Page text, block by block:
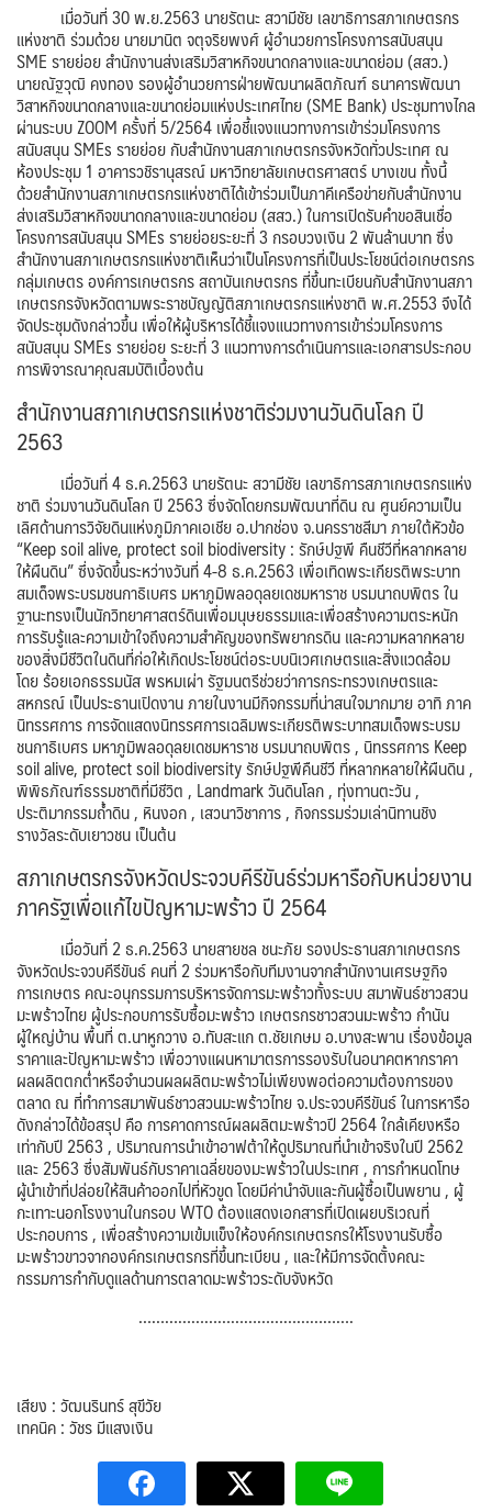
เมื่อวันที่ 30 พ.ย.2563 นายรัตนะ สวามีชัย เลขาธิการสภาเกษตรกร
แห่งชาติ ร่วมด้วย นายมานิต จตุจริยพงศ์ ผู้อำนวยการโครงการสนับสนุน
SME รายย่อย สำนักงานส่งเสริมวิสาหกิจขนาดกลางและขนาดย่อม (สสว.)
นายณัฐวุฒิ คงทอง รองผู้อำนวยการฝ่ายพัฒนาผลิตภัณฑ์ ธนาคารพัฒนา
วิสาหกิจขนาดกลางและขนาดย่อมแห่งประเทศไทย (SME Bank) ประชุมทางไกล
ผ่านระบบ ZOOM ครั้งที่ 5/2564 เพื่อชี้แจงแนวทางการเข้าร่วมโครงการ
สนับสนุน SMEs รายย่อย กับสำนักงานสภาเกษตรกรจังหวัดทั่วประเทศ ณ
ห้องประชุม 1 อาคารวชิรานุสรณ์ มหาวิทยาลัยเกษตรศาสตร์ บางเขน ทั้งนี้
ด้วยสำนักงานสภาเกษตรกรแห่งชาติได้เข้าร่วมเป็นภาคีเครือข่ายกับสำนักงาน
ส่งเสริมวิสาหกิจขนาดกลางและขนาดย่อม (สสว.) ในการเปิดรับคำขอสินเชื่อ
โครงการสนับสนุน SMEs รายย่อยระยะที่ 3 กรอบวงเงิน 2 พันล้านบาท ซึ่ง
สำนักงานสภาเกษตรกรแห่งชาติเห็นว่าเป็นโครงการที่เป็นประโยชน์ต่อเกษตรกร
กลุ่มเกษตร องค์การเกษตรกร สถาบันเกษตรกร ที่ขึ้นทะเบียนกับสำนักงานสภา
เกษตรกรจังหวัดตามพระราชบัญญัติสภาเกษตรกรแห่งชาติ พ.ศ.2553 จึงได้
จัดประชุมดังกล่าวขึ้น เพื่อให้ผู้บริหารได้ชี้แจงแนวทางการเข้าร่วมโครงการ
สนับสนุน SMEs รายย่อย ระยะที่ 3 แนวทางการดำเนินการและเอกสารประกอบ
การพิจารณาคุณสมบัติเบื้องต้น
สำนักงานสภาเกษตรกรแห่งชาติร่วมงานวันดินโลก ปี
2563
เมื่อวันที่ 4 ธ.ค.2563 นายรัตนะ สวามีชัย เลขาธิการสภาเกษตรกรแห่ง
ชาติ ร่วมงานวันดินโลก ปี 2563 ซึ่งจัดโดยกรมพัฒนาที่ดิน ณ ศูนย์ความเป็น
เลิศด้านการวิจัยดินแห่งภูมิภาคเอเชีย อ.ปากช่อง จ.นครราชสีมา ภายใต้หัวข้อ
“Keep soil alive, protect soil biodiversity : รักษ์ปฐพี คืนชีวีที่หลากหลาย
ให้ผืนดิน” ซึ่งจัดขึ้นระหว่างวันที่ 4-8 ธ.ค.2563 เพื่อเทิดพระเกียรติพระบาท
สมเด็จพระบรมชนกาธิเบศร มหาภูมิพลอดุลยเดชมหาราช บรมนาถบพิตร ใน
ฐานะทรงเป็นนักวิทยาศาสตร์ดินเพื่อมนุษยธรรมและเพื่อสร้างความตระหนัก
การรับรู้และความเข้าใจถึงความสำคัญของทรัพยากรดิน และความหลากหลาย
ของสิ่งมีชีวิตในดินที่ก่อให้เกิดประโยชน์ต่อระบบนิเวศเกษตรและสิ่งแวดล้อม
โดย ร้อยเอกธรรมนัส พรหมเผ่า รัฐมนตรีช่วยว่าการกระทรวงเกษตรและ
สหกรณ์ เป็นประธานเปิดงาน ภายในงานมีกิจกรรมที่น่าสนใจมากมาย อาทิ ภาค
นิทรรศการ การจัดแสดงนิทรรศการเฉลิมพระเกียรติพระบาทสมเด็จพระบรม
ชนกาธิเบศร มหาภูมิพลอดุลยเดชมหาราช บรมนาถบพิตร , นิทรรศการ Keep
soil alive, protect soil biodiversity รักษ์ปฐพีคืนชีวี ที่หลากหลายให้ผืนดิน ,
พิพิธภัณฑ์ธรรมชาติที่มีชีวิต , Landmark วันดินโลก , ทุ่งทานตะวัน ,
ประติมากรรมถ้ำดิน , หินงอก , เสวนาวิชาการ , กิจกรรมร่วมเล่านิทานชิง
รางวัลระดับเยาวชน เป็นต้น
สภาเกษตรกรจังหวัดประจวบคีรีขันธ์ร่วมหารือกับหน่วยงาน
ภาครัฐเพื่อแก้ไขปัญหามะพร้าว ปี 2564
เมื่อวันที่ 2 ธ.ค.2563 นายสายชล ชนะภัย รองประธานสภาเกษตรกร
จังหวัดประจวบคีรีขันธ์ คนที่ 2 ร่วมหารือกับทีมงานจากสำนักงานเศรษฐกิจ
การเกษตร คณะอนุกรรมการบริหารจัดการมะพร้าวทั้งระบบ สมาพันธ์ชาวสวน
มะพร้าวไทย ผู้ประกอบการรับซื้อมะพร้าว เกษตรกรชาวสวนมะพร้าว กำนัน
ผู้ใหญ่บ้าน พื้นที่ ต.นาหูกวาง อ.ทับสะแก ต.ชัยเกษม อ.บางสะพาน เรื่องข้อมูล
ราคาและปัญหามะพร้าว เพื่อวางแผนหามาตรการรองรับในอนาคตหากราคา
ผลผลิตตกต่ำหรือจำนวนผลผลิตมะพร้าวไม่เพียงพอต่อความต้องการของ
ตลาด ณ ที่ทำการสมาพันธ์ชาวสวนมะพร้าวไทย จ.ประจวบคีรีขันธ์ ในการหารือ
ดังกล่าวได้ข้อสรุป คือ การคาดการณ์ผลผลิตมะพร้าวปี 2564 ใกล้เคียงหรือ
เท่ากับปี 2563 , ปริมาณการนำเข้าอาฟต้าให้ดูปริมาณที่นำเข้าจริงในปี 2562
และ 2563 ซึ่งสัมพันธ์กับราคาเฉลี่ยของมะพร้าวในประเทศ , การกำหนดโทษ
ผู้นำเข้าที่ปล่อยให้สินค้าออกไปที่หัวขูด โดยมีค่านำจับและกันผู้ซื้อเป็นพยาน , ผู้
กะเทาะนอกโรงงานในกรอบ WTO ต้องแสดงเอกสารที่เปิดเผยบริเวณที่
ประกอบการ , เพื่อสร้างความเข้มแข็งให้องค์กรเกษตรกรให้โรงงานรับซื้อ
มะพร้าวขาวจากองค์กรเกษตรกรที่ขึ้นทะเบียน , และให้มีการจัดตั้งคณะ
กรรมการกำกับดูแลด้านการตลาดมะพร้าวระดับจังหวัด
………………………………………….
เสียง : วัฒนรินทร์ สุขีวัย
เทคนิค : วัชร มีแสงเงิน